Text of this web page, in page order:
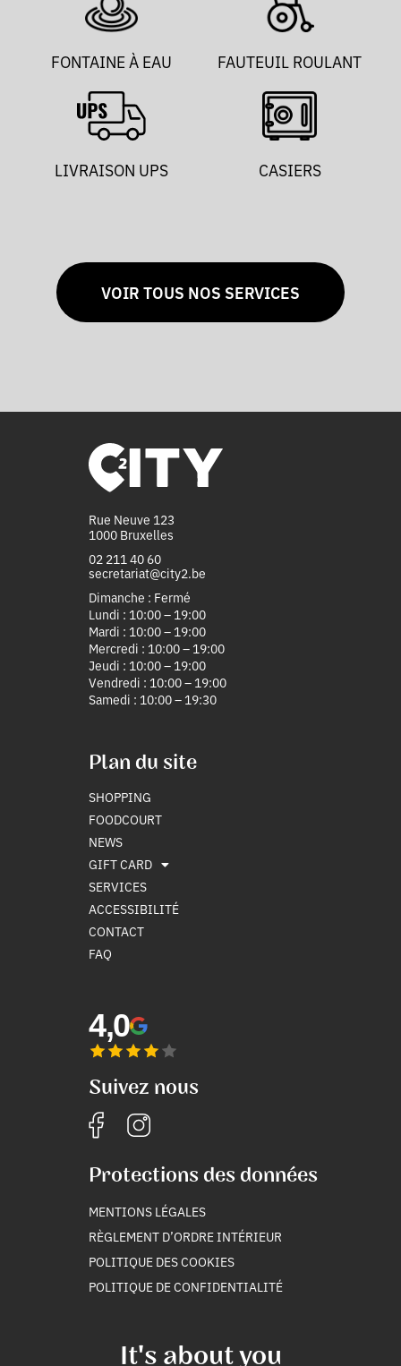
FONTAINE À EAU FAUTEUIL ROULANT
LIVRAISON UPS CASIERS
VOIR TOUS NOS SERVICES
Rue Neuve 123
1000 Bruxelles
02 211 40 60
secretariat@city2.be
Dimanche : Fermé
Lundi : 10:00 – 19:00
Mardi : 10:00 – 19:00
Mercredi : 10:00 – 19:00
Jeudi : 10:00 – 19:00
Vendredi : 10:00 – 19:00
Samedi : 10:00 – 19:30
Plan du site
SHOPPING
FOODCOURT
NEWS
GIFT CARD
SERVICES
ACCESSIBILITÉ
CONTACT
FAQ
It's about you
4,0
Suivez nous
Protections des données
MENTIONS LÉGALES
RÈGLEMENT D’ORDRE INTÉRIEUR
POLITIQUE DES COOKIES
POLITIQUE DE CONFIDENTIALITÉ